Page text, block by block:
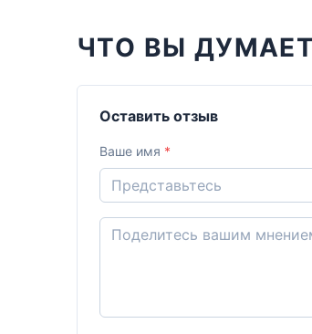
ЧТО ВЫ
Оставить отзыв
Ваше имя *